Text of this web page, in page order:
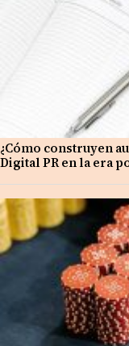
¿Cómo construyen
Digital PR en la era